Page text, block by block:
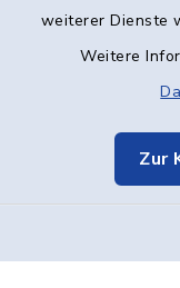
weiterer Dienste
Weitere
Zur